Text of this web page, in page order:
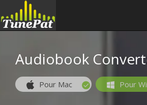
Audiobook
Pour Mac Pour